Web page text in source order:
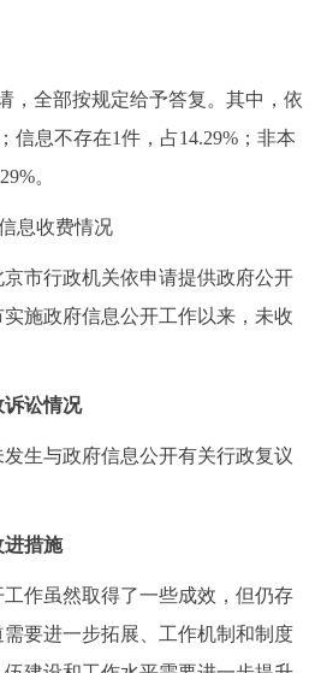
全部按规定给予答复。其中，依
信息不存在1件，占14.29%；非本
。
息收费情况
行政机关依申请提供政府公开
施政府信息公开工作以来，未收
讼情况
生与政府信息公开有关行政复议
措施
作虽然取得了一些成效，但仍存
要进一步拓展、工作机制和制度